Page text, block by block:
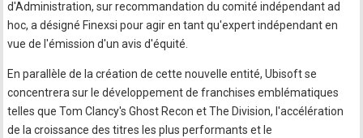
d'Administration, sur recommandation du comité indépendant ad
hoc, a désigné Finexsi pour agir en tant qu'expert indépendant en
vue de l'émission d'un avis d'équité.
En parallèle de la création de cette nouvelle entité, Ubisoft se
concentrera sur le développement de franchises emblématiques
telles que Tom Clancy's Ghost Recon et The Division, l'accélération
de la croissance des titres les plus performants et le